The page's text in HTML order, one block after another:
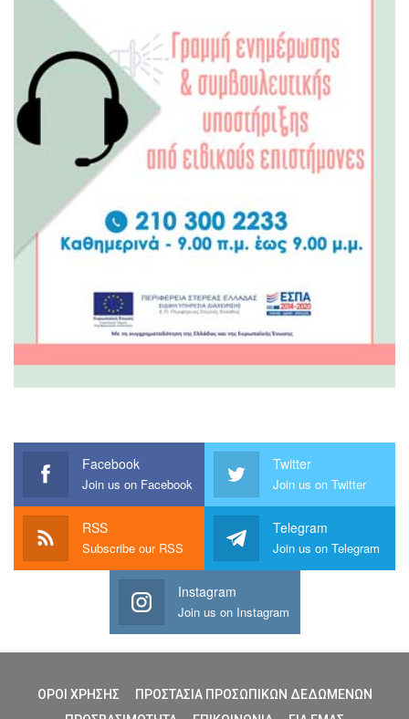
Facebook
Join us on Facebook
Twitter
Join us on Twitter
RSS
Subscribe our RSS
Telegram
Join us on Telegram
Instagram
Join us on Instagram
ΟΡΟΙ ΧΡΗΣΗΣ
ΠΡΟΣΤΑΣΙΑ ΠΡΟΣΩΠΙΚΩΝ ΔΕΔΩΜΕΝΩΝ